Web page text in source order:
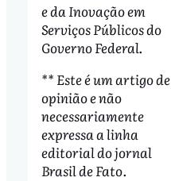
e da Inovação em
Serviços Públicos do
Governo Federal.
** Este é um artigo de
opinião e não
necessariamente
expressa a linha
editorial do jornal
Brasil de Fato.